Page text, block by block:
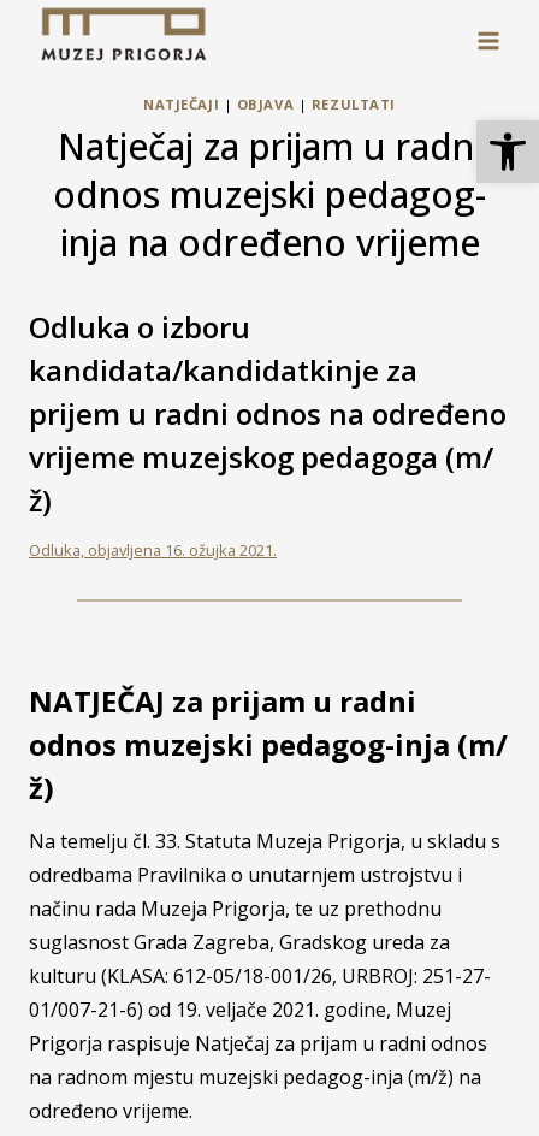
NATJEČAJI | OBJAVA | REZULTATI
Natječaj za prijam u radni
odnos muzejski pedagog-
inja na određeno vrijeme
Odluka o izboru
kandidata/kandidatkinje za
prijem u radni odnos na određeno
vrijeme muzejskog pedagoga (m/
ž)
Odluka, objavljena 16. ožujka 2021.
NATJEČAJ za prijam u radni
odnos muzejski pedagog-inja (m/
ž)
Na temelju čl. 33. Statuta Muzeja Prigorja, u skladu s
odredbama Pravilnika o unutarnjem ustrojstvu i
načinu rada Muzeja Prigorja, te uz prethodnu
suglasnost Grada Zagreba, Gradskog ureda za
kulturu (KLASA: 612-05/18-001/26, URBROJ: 251-27-
01/007-21-6) od 19. veljače 2021. godine, Muzej
Prigorja raspisuje Natječaj za prijam u radni odnos
na radnom mjestu muzejski pedagog-inja (m/ž) na
određeno vrijeme.